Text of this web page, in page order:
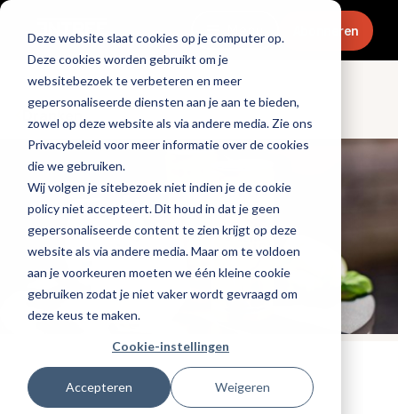
Deze website slaat cookies op je computer op.
Deze cookies worden gebruikt om je
websitebezoek te verbeteren en meer
gepersonaliseerde diensten aan je aan te bieden,
zowel op deze website als via andere media. Zie ons
Privacybeleid voor meer informatie over de cookies
die we gebruiken.
Wij volgen je sitebezoek niet indien je de cookie
policy niet accepteert. Dit houd in dat je geen
gepersonaliseerde content te zien krijgt op deze
website als via andere media. Maar om te voldoen
aan je voorkeuren moeten we één kleine cookie
gebruiken zodat je niet vaker wordt gevraagd om
deze keus te maken.
Cookie-instellingen
Accepteren Weigeren
Menu Abonneren
Dranken
Tags:cocktails
Gepubliceerd op: 2 november 2021